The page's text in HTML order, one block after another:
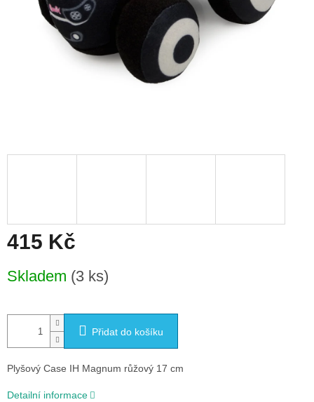
415 Kč
cena:
Skladem (3 ks)
Přidat do košíku
Plyšový Case IH Magnum růžový 17 cm
Detailní informace